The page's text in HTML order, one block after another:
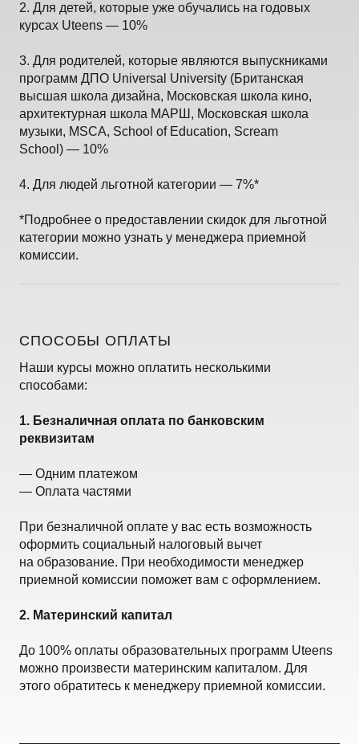
2. Для детей, которые уже обучались на годовых
курсах Uteens — 10%
3. Для родителей, которые являются выпускниками
программ ДПО Universal University (Британская
высшая школа дизайна, Московская школа кино,
архитектурная школа МАРШ, Московская школа
музыки, MSCA, School of Education, Scream
School) — 10%
4. Для людей льготной категории — 7%*
*Подробнее о предоставлении скидок для льготной
категории можно узнать у менеджера приемной
комиссии.
СПОСОБЫ ОПЛАТЫ
Наши курсы можно оплатить несколькими
способами:
1. Безналичная оплата по банковским
реквизитам
— Одним платежом
— Оплата частями
При безналичной оплате у вас есть возможность
оформить социальный налоговый вычет
на образование. При необходимости менеджер
приемной комиссии поможет вам с оформлением.
2. Материнский капитал
До 100% оплаты образовательных программ Uteens
можно произвести материнским капиталом. Для
этого обратитесь к менеджеру приемной комиссии.